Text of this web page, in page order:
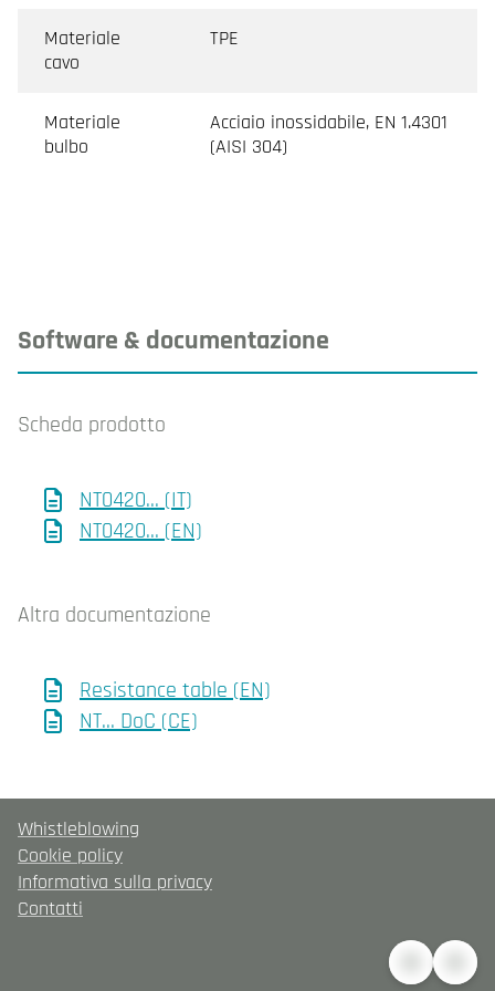
Materiale
cavo
TPE
Materiale
bulbo
Acciaio inossidabile, EN 1.4301
(AISI 304)
Software & documentazione
Scheda prodotto
NT0420... (IT)
NT0420... (EN)
Altra documentazione
Resistance table (EN)
NT... DoC (CE)
Whistleblowing
Cookie policy
Informativa sulla privacy
Contatti